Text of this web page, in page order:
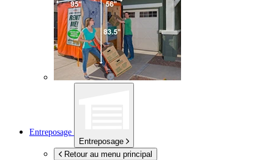
Entreposage
Entreposage
Retour au menu principal